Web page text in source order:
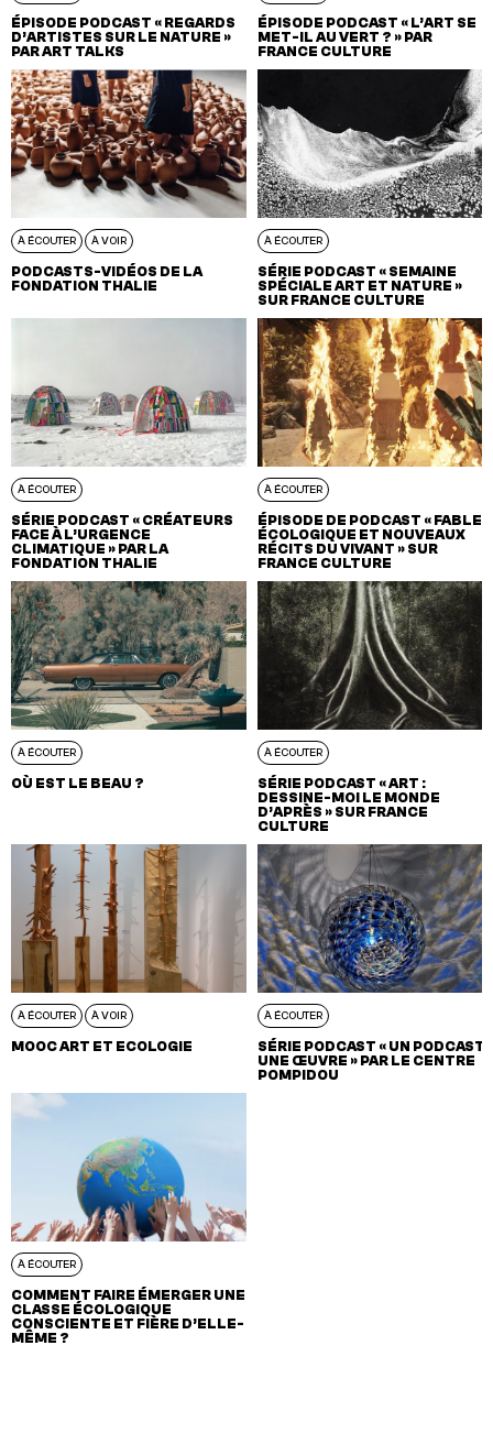
ÉPISODE PODCAST « REGARDS
D’ARTISTES SUR LE NATURE »
PAR ART TALKS
ÉPISODE PODCAST « L’ART SE
MET-IL AU VERT ? » PAR
FRANCE CULTURE
À ÉCOUTER À VOIR
PODCASTS-VIDÉOS DE LA
FONDATION THALIE
À ÉCOUTER
SÉRIE PODCAST « SEMAINE
SPÉCIALE ART ET NATURE »
SUR FRANCE CULTURE
À ÉCOUTER
SÉRIE PODCAST « CRÉATEURS
FACE À L’URGENCE
CLIMATIQUE » PAR LA
FONDATION THALIE
À ÉCOUTER
ÉPISODE DE PODCAST « FABLE
ÉCOLOGIQUE ET NOUVEAUX
RÉCITS DU VIVANT » SUR
FRANCE CULTURE
À ÉCOUTER
OÙ EST LE BEAU ?
À ÉCOUTER
SÉRIE PODCAST « ART :
DESSINE-MOI LE MONDE
D’APRÈS » SUR FRANCE
CULTURE
À ÉCOUTER À VOIR
MOOC ART ET ECOLOGIE
À ÉCOUTER
SÉRIE PODCAST « UN PODCAST,
UNE ŒUVRE » PAR LE CENTRE
POMPIDOU
À ÉCOUTER
COMMENT FAIRE ÉMERGER UNE
CLASSE ÉCOLOGIQUE
CONSCIENTE ET FIÈRE D’ELLE-
MÊME ?